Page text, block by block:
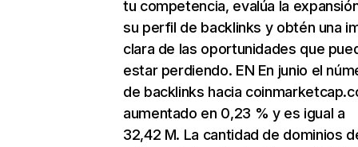
tu competencia, evalúa la
su perfil de backlinks y obtén una
clara de las oportunidades que
estar perdiendo. EN En junio el
de backlinks hacia
aumentado en 0,23 % y es igual a
32,42 M. La cantidad de dominios